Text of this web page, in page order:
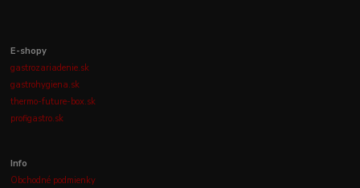
E-shopy
gastrozariadenie.sk
gastrohygiena.sk
thermo-future-box.sk
profigastro.sk
Info
Obchodné podmienky